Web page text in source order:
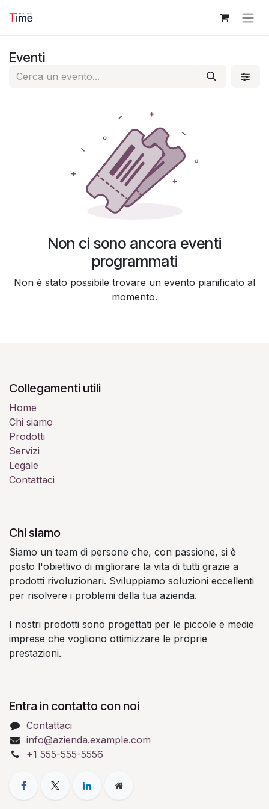
Eventi
Non ci sono ancora eventi
programmati
Non è stato possibile trovare un evento pianificato al
momento.
Collegamenti utili
Home
Chi siamo
Prodotti
Servizi
Legale
Contattaci
Chi siamo
Siamo un team di persone che, con passione, si è
posto l'obiettivo di migliorare la vita di tutti grazie a
prodotti rivoluzionari. Sviluppiamo soluzioni eccellenti
per risolvere i problemi della tua azienda.
I nostri prodotti sono progettati per le piccole e medie
imprese che vogliono ottimizzare le proprie
prestazioni.
Entra in contatto con noi
Contattaci
info@azienda.example.com
+1 555-555-5556